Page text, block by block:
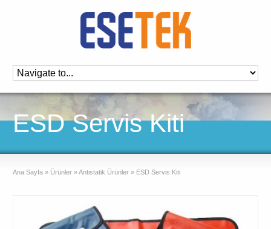
ESD Servis Kiti
Ana Sayfa » Ürünler »Antistatik Ürünler » ESD Servis Kiti